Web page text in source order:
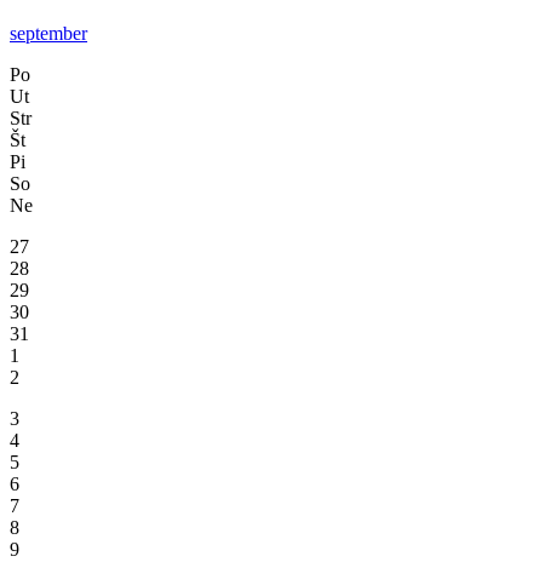
september
Po
Ut
Str
Št
Pi
So
Ne
27
28
29
30
31
1
2
3
4
5
6
7
8
9